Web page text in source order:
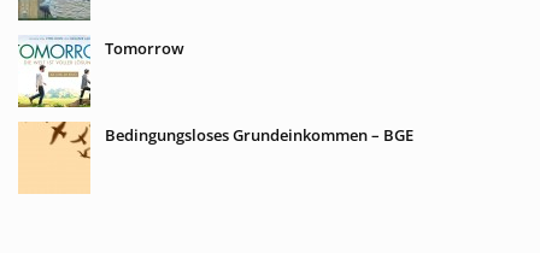
Tomorrow
Bedingungsloses Grundeinkommen – BGE